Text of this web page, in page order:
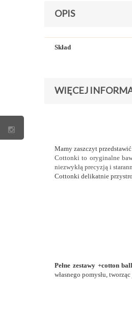
OPIS
Skład
WIĘCEJ
Mamy zaszczyt
Cottonki to oryginalne
niezwykłą precyzją i
Cottonki delikatnie
Pełne zestawy +cotton
własnego pomysłu,